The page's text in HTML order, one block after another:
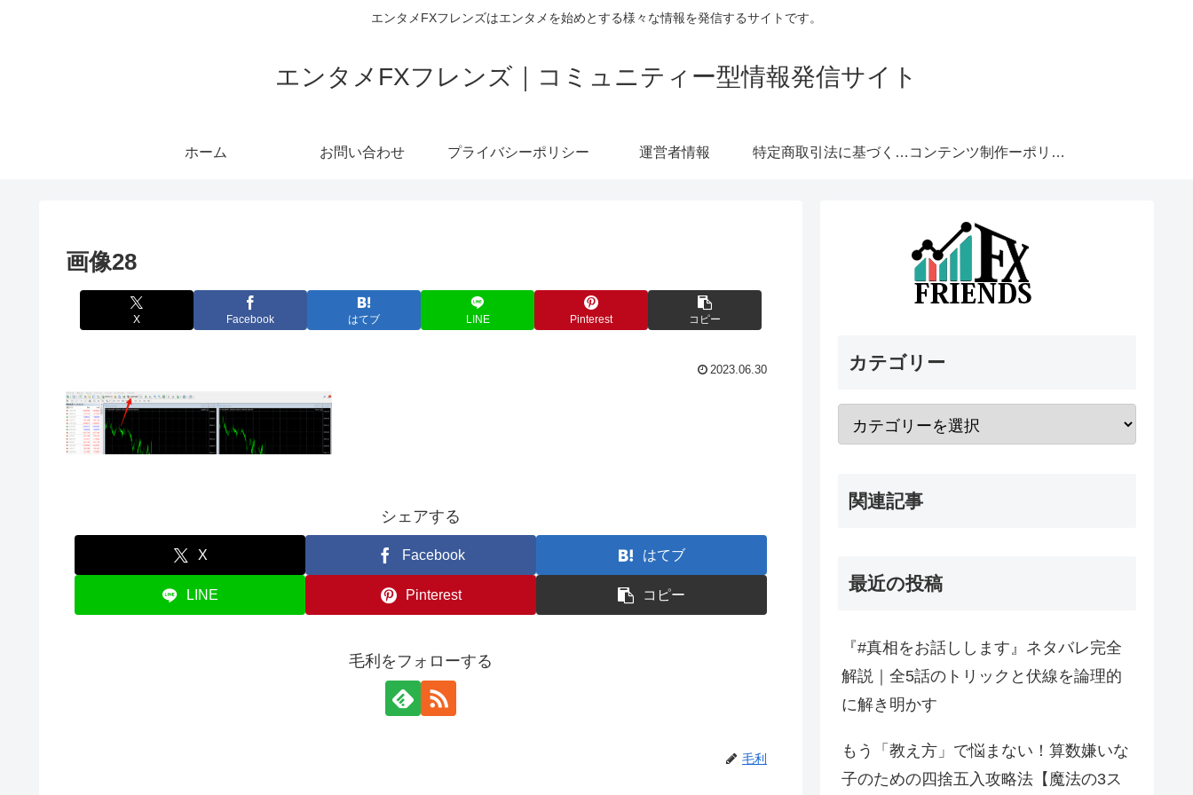
エンタメFXフレンズはエンタメを始めとする様々な情報を発信するサイトです。
エンタメFXフレンズ｜コミュニティー型情報発信サイト
ホーム お問い合わせ プライバシーポリシー 運営者情報 特定商取引法に基づく表記 コンテンツ制作ーポリシー
画像28
X Facebook はてブ LINE Pinterest コピー
2023.06.30
シェアする
X Facebook はてブ
LINE Pinterest コピー
毛利をフォローする
毛利
カテゴリー
関連記事
最近の投稿
『#真相をお話しします』ネタバレ完全
解説｜全5話のトリックと伏線を論理的
に解き明かす
もう「教え方」で悩まない！算数嫌いな
子のための四捨五入攻略法【魔法の3ス